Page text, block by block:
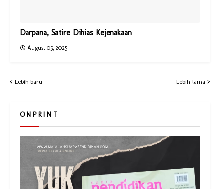
Darpana, Satire Dihias Kejenakaan
August 05, 2025
Lebih baru Lebih lama
O N P R I N T